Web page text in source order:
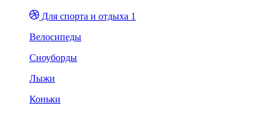
Для спорта и отдыха 1
Велосипеды
Сноуборды
Лыжи
Коньки